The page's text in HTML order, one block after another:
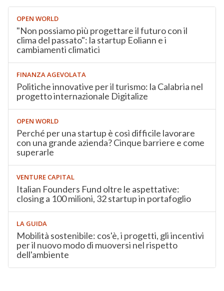
OPEN WORLD
"Non possiamo più progettare il futuro con il
clima del passato": la startup Eoliann e i
cambiamenti climatici
FINANZA AGEVOLATA
Politiche innovative per il turismo: la Calabria nel
progetto internazionale Digitalize
OPEN WORLD
Perché per una startup è così difficile lavorare
con una grande azienda? Cinque barriere e come
superarle
VENTURE CAPITAL
Italian Founders Fund oltre le aspettative:
closing a 100 milioni, 32 startup in portafoglio
LA GUIDA
Mobilità sostenibile: cos'è, i progetti, gli incentivi
per il nuovo modo di muoversi nel rispetto
dell'ambiente